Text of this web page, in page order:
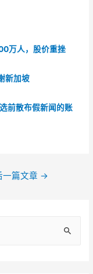
万人，股价重挫
新加坡
前散布假新闻的账
一篇文章 →